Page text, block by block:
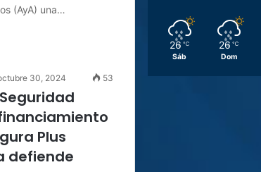
(AyA) una…
30, 2024 53
Plus
defiende
26 ℃
Sáb
26 ℃
Dom